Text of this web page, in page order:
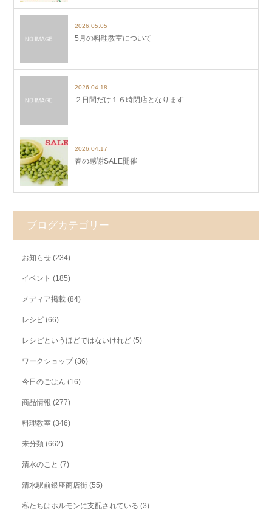
2026.05.05
5月の料理教室について
2026.04.18
２日間だけ１６時閉店となります
2026.04.17
春の感謝SALE開催
ブログカテゴリー
お知らせ (234)
イベント (185)
メディア掲載 (84)
レシピ (66)
レシピというほどではないけれど (5)
ワークショップ(36)
今日のごはん (16)
商品情報 (277)
料理教室 (346)
未分類 (662)
清水のこと (7)
清水駅前銀座商店街 (55)
私たちはホルモンに支配されている (3)